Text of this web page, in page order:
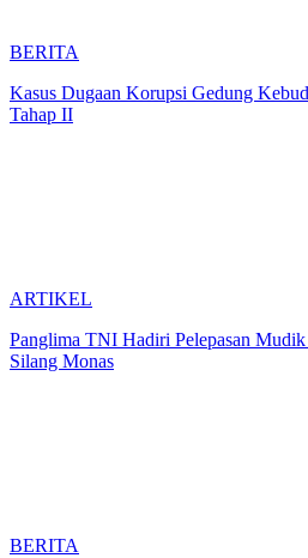
BERITA
Kasus Dugaan Korupsi Gedung
Tahap II
ARTIKEL
Panglima TNI Hadiri Pelepasan
Silang Monas
BERITA